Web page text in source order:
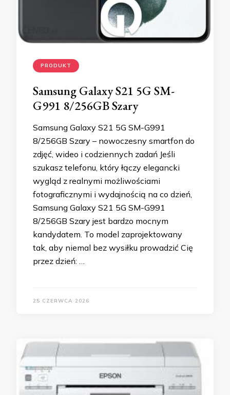
PRODUKT
Samsung Galaxy S21 5G SM-
G991 8/256GB Szary
Samsung Galaxy S21 5G SM-G991
8/256GB Szary – nowoczesny smartfon do
zdjęć, wideo i codziennych zadań Jeśli
szukasz telefonu, który łączy elegancki
wygląd z realnymi możliwościami
fotograficznymi i wydajnością na co dzień,
Samsung Galaxy S21 5G SM-G991
8/256GB Szary jest bardzo mocnym
kandydatem. To model zaprojektowany
tak, aby niemal bez wysiłku prowadzić Cię
przez dzień: …
25 CZERWCA 2026